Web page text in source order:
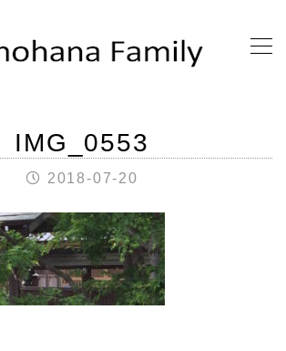
IMG_0553
2018-07-20